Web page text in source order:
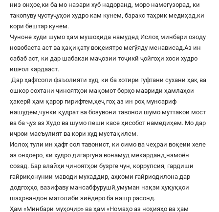
низ онҳое,ки ба мо назари хуб надоранд, моро намегузорад, ки
такопуву ҷустуҷуҳои худро кам кунем, баракс таҳрик медиҳад,ки
кори бештар кунем.
Чуноне худи шумо ҳам мушоҳида намудед Ислоҳ минбари озоду
новобаста аст ва ҳақиқату воқеиятро мегӯяду менависад.Аз ин
сабаб аст, ки дар шабакаи маҷозии тоҷикӣ ҷойгоҳи хоси худро
ишғол кардааст.
Дар ҳафтсоли фаъолияти худ, ки ба хотири гуфтани сухани ҳақ ва
ошкор сохтани ҷиноятҳои мақомот борҳо мавриди ҳамлаҳои
ҳакерӣ ҳам қарор гирифтем,ҳеҷ гоҳ аз ин роҳ мунсариф
нашудем,чунки қудрат ва бозувони тавонои шумо муттакои мост
ва ба ҷуз аз Худо ва шумо пеши касе ҳисобот намедиҳем. Мо дар
иҷрои масъулият ва кори худ мустақилем.
Ислоҳ тули ин ҳафт сол тавонист, ки симо ва чеҳраи воқеии хеле
аз онҳоеро, ки худро дигаргуна вонамуд мекарданд,намоён
созад. Бар алайҳи ҷиноятҳои бузрге чун, коррупсия, гардиши
ғайриқонунии маводи мухаддир, аҳкоми ғайриодилона дар
додгоҳҳо, вазифаву мансабфурушӣ,умуман нақзи ҳуқуқҳои
шаҳрвандон матолиби зиёдеро ба нашр расонд.
Ҳам «Минбари муҳоҷир» ва ҳам «Номаҳо аз ноҳияҳо ва ҳам